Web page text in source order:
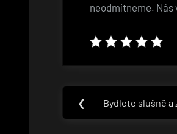
neodmítneme. Nás
Navigace
pro
❮
Previous
Bydlete slušně a